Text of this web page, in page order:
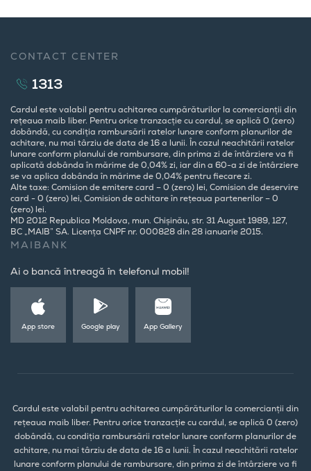
CONTACT CENTER
1313
Cardul este valabil pentru achitarea cumpărăturilor la comercianții din
rețeaua maib liber. Pentru orice tranzacție cu cardul, se aplică 0 (zero)
dobândă, cu condiția rambursării ratelor lunare conform planurilor de
achitare, nu mai târziu de data de 16 a lunii. În cazul neachitării ratelor
lunare conform planului de rambursare, din prima zi de întârziere va fi
aplicată dobânda în mărime de 0,04% zi, iar din a 60-a zi de întârziere
se va aplica dobânda în mărime de 0,04% pentru fiecare zi.
Alte taxe: Comision de emitere card – 0 (zero) lei, Comision de deservire
card - 0 (zero) lei, Comision de achitare în rețeaua partenerilor – 0
(zero) lei.
MD 2012 Republica Moldova, mun. Chișinău, str. 31 August 1989, 127,
BC „MAIB” SA. Licența CNPF nr. 000828 din 28 ianuarie 2015.
MAIBANK
Ai o bancă întreagă în telefonul mobil!
App store Google play App Gallery
Cardul este valabil pentru achitarea cumpărăturilor la comercianții din
rețeaua maib liber. Pentru orice tranzacție cu cardul, se aplică 0 (zero)
dobândă, cu condiția rambursării ratelor lunare conform planurilor de
achitare, nu mai târziu de data de 16 a lunii. În cazul neachitării ratelor
lunare conform planului de rambursare, din prima zi de întârziere va fi